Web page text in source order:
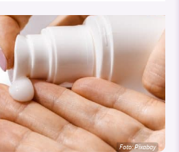
Foto:Pixabay